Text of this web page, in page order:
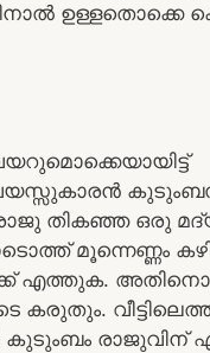
ഉള്ളതൊക്കെ
വയസ്സുകാരൻ
രാജു തികഞ്ഞ ഒരു
മൂന്നെണ്ണം
എത്തുക.
കരുതും.
കുടുംബം രാജുവിന്